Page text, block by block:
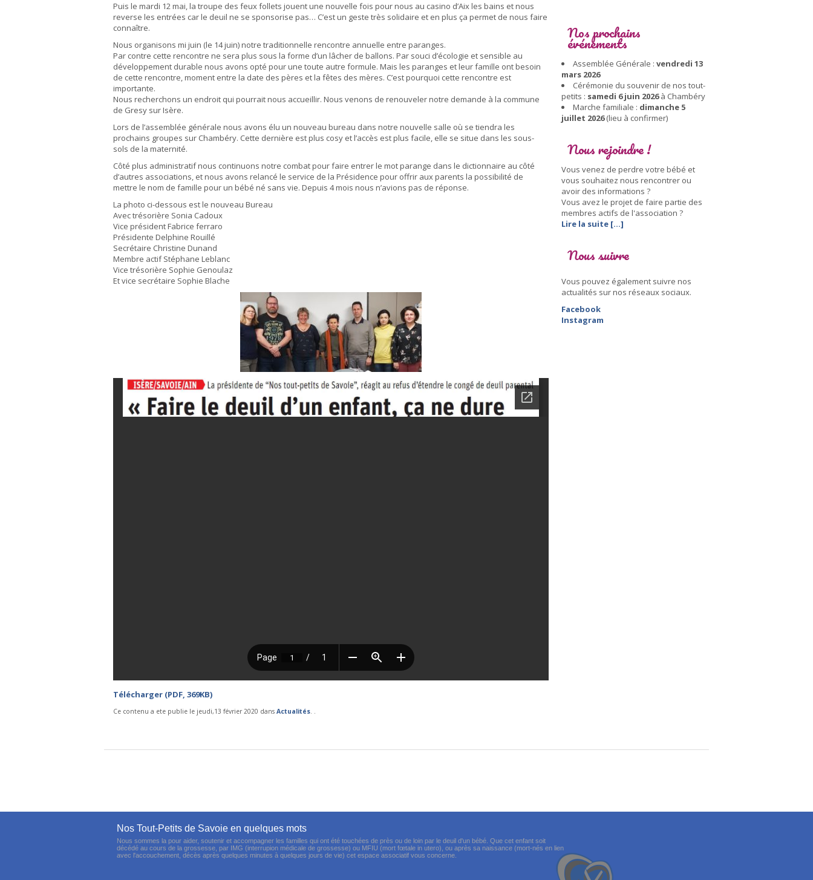
Puis le mardi 12 mai, la troupe des feux follets jouent une nouvelle fois pour nous au casino d’Aix les bains et nous
reverse les entrées car le deuil ne se sponsorise pas… C’est un geste très solidaire et en plus ça permet de nous faire
connaître.
Nous organisons mi juin (le 14 juin) notre traditionnelle rencontre annuelle entre paranges.
Par contre cette rencontre ne sera plus sous la forme d’un lâcher de ballons. Par souci d’écologie et sensible au
développement durable nous avons opté pour une toute autre formule. Mais les paranges et leur famille ont besoin
de cette rencontre, moment entre la date des pères et la fêtes des mères. C’est pourquoi cette rencontre est
importante.
Nous recherchons un endroit qui pourrait nous accueillir. Nous venons de renouveler notre demande à la commune
de Gresy sur Isère.
Lors de l’assemblée générale nous avons élu un nouveau bureau dans notre nouvelle salle où se tiendra les
prochains groupes sur Chambéry. Cette dernière est plus cosy et l’accès est plus facile, elle se situe dans les sous-
sols de la maternité.
Côté plus administratif nous continuons notre combat pour faire entrer le mot parange dans le dictionnaire au côté
d’autres associations, et nous avons relancé le service de la Présidence pour offrir aux parents la possibilité de
mettre le nom de famille pour un bébé né sans vie. Depuis 4 mois nous n’avions pas de réponse.
La photo ci-dessous est le nouveau Bureau
Avec trésorière Sonia Cadoux
Vice président Fabrice ferraro
Présidente Delphine Rouillé
Secrétaire Christine Dunand
Membre actif Stéphane Leblanc
Vice trésorière Sophie Genoulaz
Et vice secrétaire Sophie Blache
Télécharger (PDF, 369KB)
Ce contenu a ete publie le jeudi,13 février 2020 dans Actualités. .
Nos prochains
événements
Assemblée Générale : vendredi 13
mars 2026
Cérémonie du souvenir de nos tout-
petits : samedi 6 juin 2026à Chambéry
Marche familiale : dimanche 5
juillet 2026(lieu à confirmer)
Nous rejoindre !
Vous venez de perdre votre bébé et
vous souhaitez nous rencontrer ou
avoir des informations ?
Vous avez le projet de faire partie des
membres actifs de l'association ?
Lire la suite [...]
Nous suivre
Vous pouvez également suivre nos
actualités sur nos réseaux sociaux.
Facebook
Instagram
Nos Tout-Petits de Savoie en quelques mots
Nous sommes la pour aider, soutenir et accompagner les familles qui ont été touchées de près ou de loin par le deuil d'un bébé. Que cet enfant soit
décédé au cours de la grossesse, par IMG (interrupion médicale de grossesse) ou MFIU (mort fœtale in utero), ou après sa naissance (mort-nés en lien
avec l'accouchement, décès après quelques minutes à quelques jours de vie) cet espace associatif vous concerne.